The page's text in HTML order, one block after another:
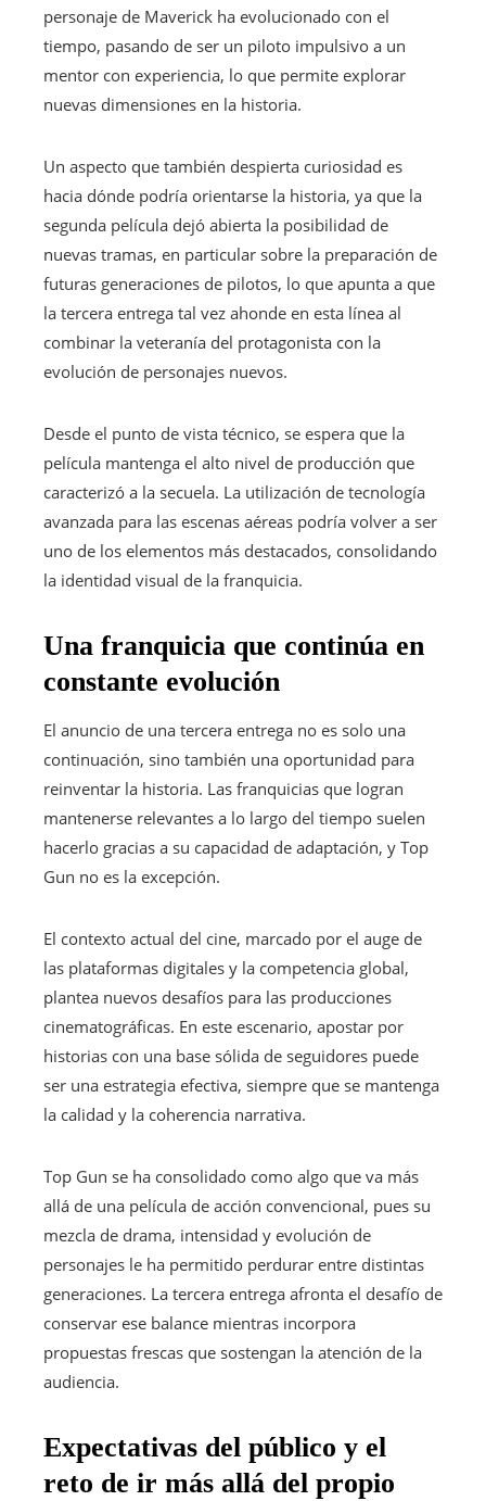
personaje de Maverick ha evolucionado con el
tiempo, pasando de ser un piloto impulsivo a un
mentor con experiencia, lo que permite explorar
nuevas dimensiones en la historia.
Un aspecto que también despierta curiosidad es
hacia dónde podría orientarse la historia, ya que la
segunda película dejó abierta la posibilidad de
nuevas tramas, en particular sobre la preparación de
futuras generaciones de pilotos, lo que apunta a que
la tercera entrega tal vez ahonde en esta línea al
combinar la veteranía del protagonista con la
evolución de personajes nuevos.
Desde el punto de vista técnico, se espera que la
película mantenga el alto nivel de producción que
caracterizó a la secuela. La utilización de tecnología
avanzada para las escenas aéreas podría volver a ser
uno de los elementos más destacados, consolidando
la identidad visual de la franquicia.
Una franquicia que continúa en
constante evolución
El anuncio de una tercera entrega no es solo una
continuación, sino también una oportunidad para
reinventar la historia. Las franquicias que logran
mantenerse relevantes a lo largo del tiempo suelen
hacerlo gracias a su capacidad de adaptación, y Top
Gun no es la excepción.
El contexto actual del cine, marcado por el auge de
las plataformas digitales y la competencia global,
plantea nuevos desafíos para las producciones
cinematográficas. En este escenario, apostar por
historias con una base sólida de seguidores puede
ser una estrategia efectiva, siempre que se mantenga
la calidad y la coherencia narrativa.
Top Gun se ha consolidado como algo que va más
allá de una película de acción convencional, pues su
mezcla de drama, intensidad y evolución de
personajes le ha permitido perdurar entre distintas
generaciones. La tercera entrega afronta el desafío de
conservar ese balance mientras incorpora
propuestas frescas que sostengan la atención de la
audiencia.
Expectativas del público y el
reto de ir más allá del propio